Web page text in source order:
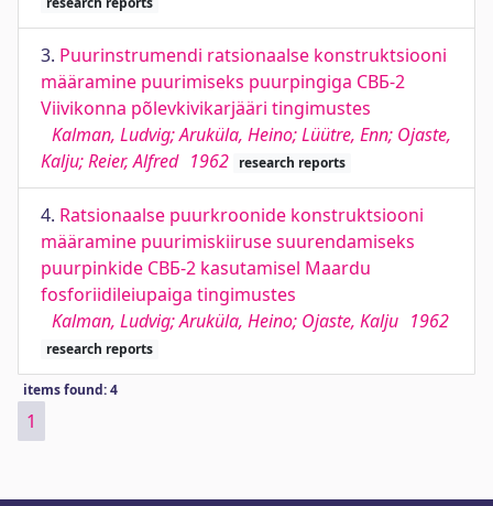
3. Puurinstrumendi ratsionaalse konstruktsiooni
määramine puurimiseks puurpingiga СВБ-2
Viivikonna põlevkivikarjääri tingimustes
Kalman, Ludvig; Aruküla, Heino; Lüütre, Enn; Ojaste,
Kalju; Reier, Alfred 1962 research reports
4. Ratsionaalse puurkroonide konstruktsiooni
määramine puurimiskiiruse suurendamiseks
puurpinkide СВБ-2 kasutamisel Maardu
fosforiidileiupaiga tingimustes
Kalman, Ludvig; Aruküla, Heino; Ojaste, Kalju 1962
research reports
items found: 4
1